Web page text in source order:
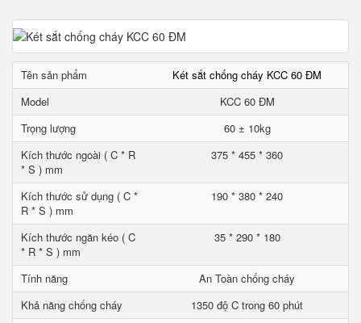
Tên sản phẩm
Két sắt chống cháy KCC 60 ĐM
Model
KCC 60 ĐM
Trọng lượng
60 ± 10kg
Kích thước ngoài ( C * R
* S ) mm
375 * 455 * 360
Kích thước sử dụng ( C *
R * S ) mm
190 * 380 * 240
Kích thước ngăn kéo ( C
* R * S ) mm
35 * 290 * 180
Tính năng
An Toàn chống cháy
Khả năng chống cháy
1350 độ C trong 60 phút